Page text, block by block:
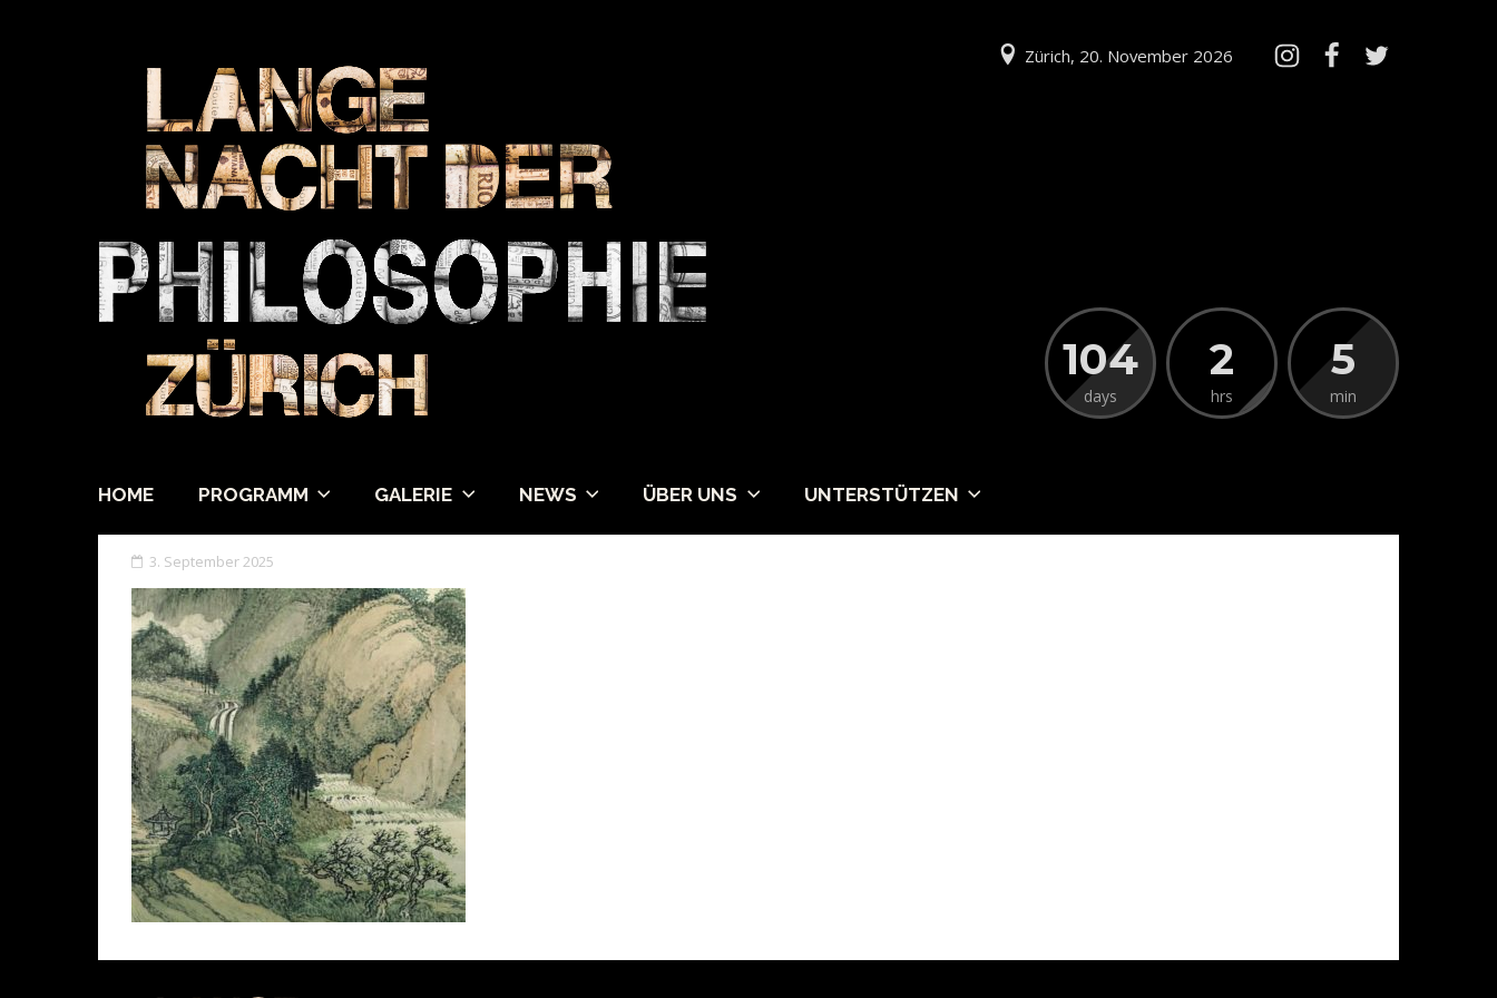
Zürich, 20. November 2026
104
days
2
hrs
5
min
HOME PROGRAMM GALERIE NEWS ÜBER UNS UNTERSTÜTZEN
3. September 2025